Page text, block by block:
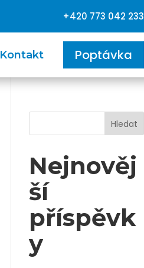
+420 773 042 233
Kontakt Poptávka
Hledat
Nejnověj
ší
příspěvk
y